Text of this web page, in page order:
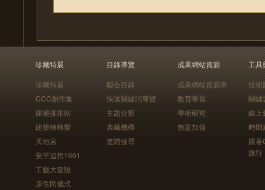
珍藏特展
珍藏特展
CCC創作集
建築排排站
建築轉轉樂
天地宮
安平追想1661
工藝大冒險
原住民儀式
目錄導覽
聯合目錄
快速關鍵詞導覽
主題分類
典藏機構
進階搜尋
成果網站資源
成果網站資源庫
教育學習
學術研究
創意加值
工具
技術
關鍵
線上
時間
跟
旅行